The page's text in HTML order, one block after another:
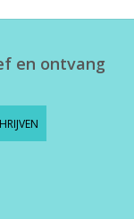
en ontvang